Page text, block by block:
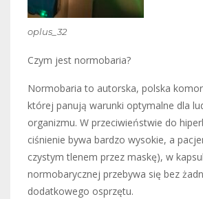
oplus_32
Czym jest normobaria?
Normobaria to autorska, polska
której panują warunki optymalne dla
organizmu. W przeciwieństwie do
ciśnienie bywa bardzo wysokie, a
czystym tlenem przez maskę), w
normobarycznej przebywa się bez
dodatkowego osprzętu.